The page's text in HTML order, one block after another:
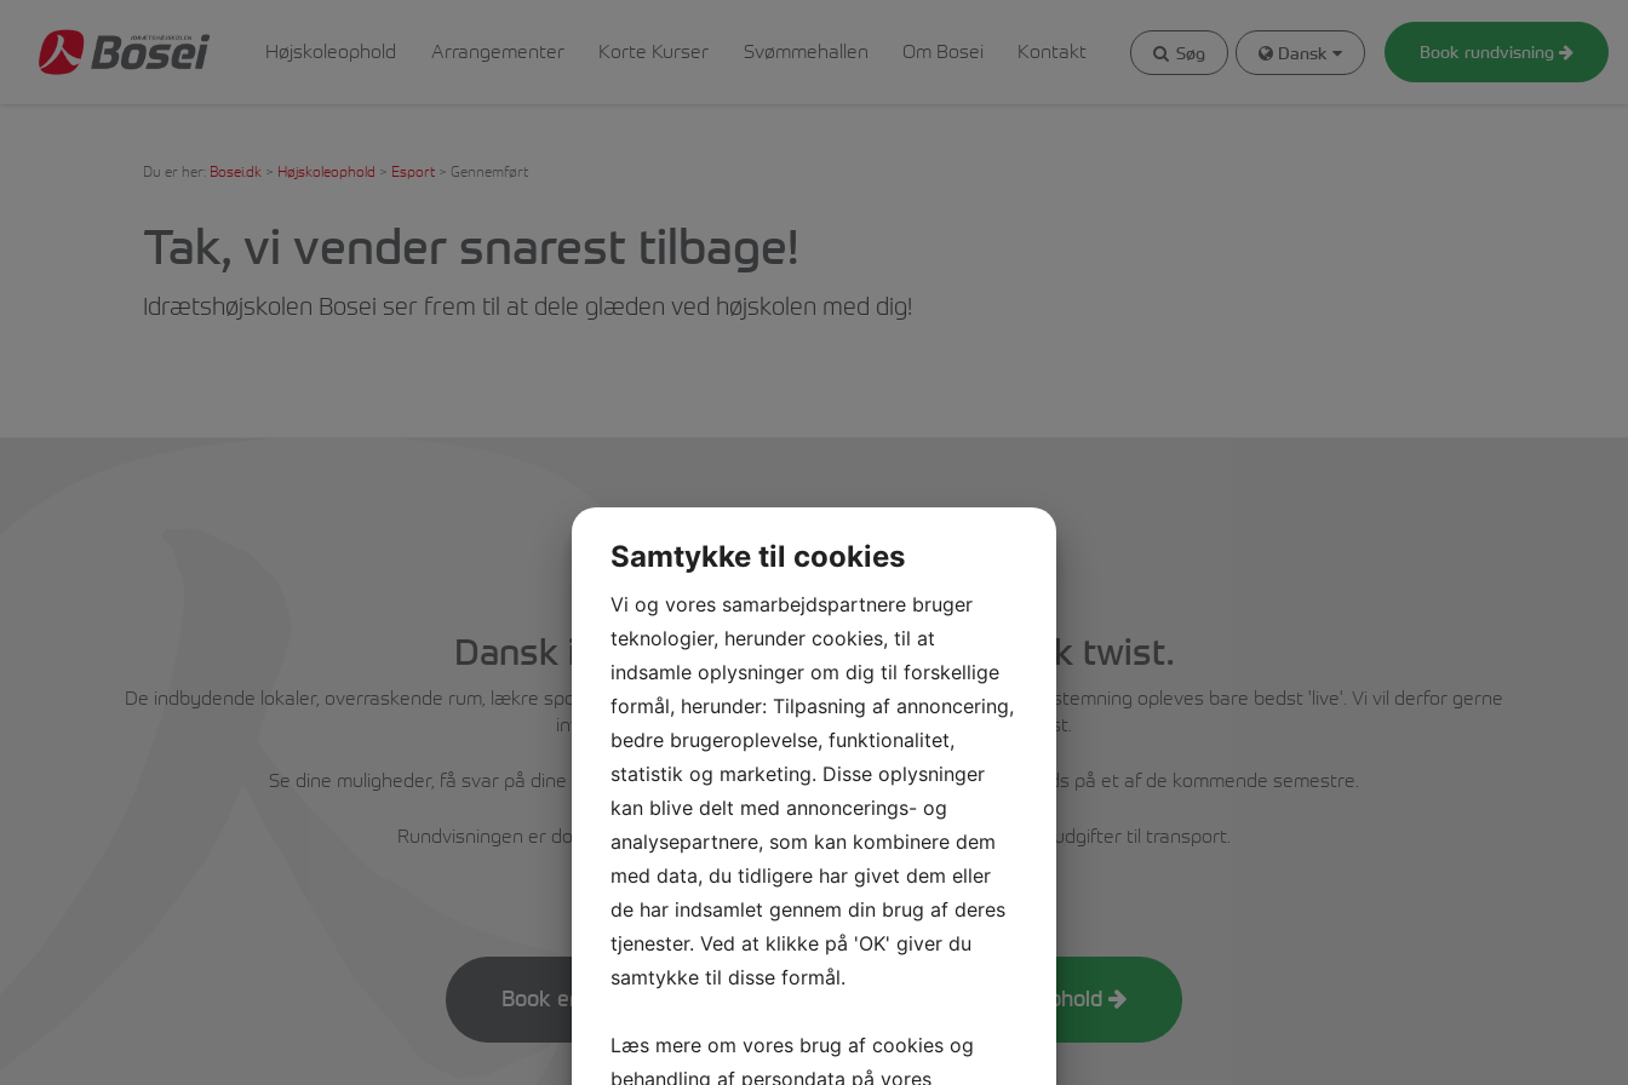
Søg Dansk Book rundvisning
Højskoleophold Arrangementer Korte Kurser Svømmehallen Om Bosei Kontakt
Du er her: Bosei.dk > Højskoleophold > Esport > Gennemført
Tak, vi vender snarest tilbage!
Idrætshøjskolen Bosei ser frem til at dele glæden ved højskolen med dig!
Dansk idrætshøjskole. Med et japansk twist.
De indbydende lokaler, overraskende rum, lækre sportsfaciliteter, de smukke omgivelser og den helt særlige stemning opleves bare bedst 'live'. Vi vil derfor gerne
invitere dig på besøg til en rundvisning og en lækker frokost.
Se dine muligheder, få svar på dine spørgsmål - og ikke mindst mulighed for at sikre DIN plads på et af de kommende semestre.
Rundvisningen er dog helt uforpligtende og vi betaler selvfølgelig gerne dine udgifter til transport.
Vi glæder os til at møde dig!
Book en rundvisning eller Tilmeld dig et ophold
Samtykke til cookies
Vi og vores samarbejdspartnere bruger
teknologier, herunder cookies, til at
indsamle oplysninger om dig til forskellige
formål, herunder: Tilpasning af annoncering,
bedre brugeroplevelse, funktionalitet,
statistik og marketing. Disse oplysninger
kan blive delt med annoncerings- og
analysepartnere, som kan kombinere dem
med data, du tidligere har givet dem eller
de har indsamlet gennem din brug af deres
tjenester. Ved at klikke på 'OK' giver du
samtykke til disse formål.
Læs mere om vores brug af cookies og
behandling af persondata på vores